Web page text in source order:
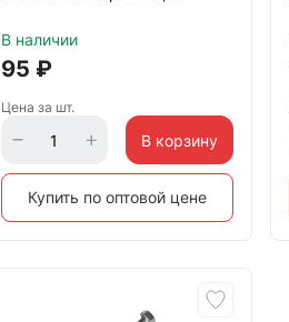
В наличии
95 ₽
Цена за шт.
В корзину
Купить по оптовой цене